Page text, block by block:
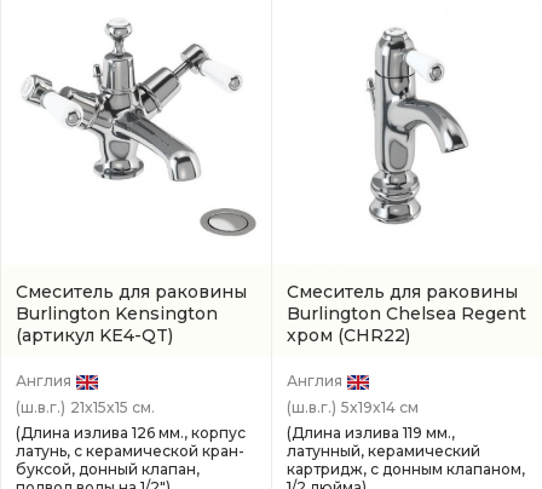
Смеситель для раковины
Burlington Kensington
(артикул KE4-QT)
Англия
(ш.в.г.) 21x15x15 см.
(Длина излива 126 мм., корпус
латунь, с керамической кран-
буксой, донный клапан,
Смеситель для раковины
Burlington Chelsea Regent
хром (CHR22)
Англия
(ш.в.г.) 5x19x14 см
(Длина излива 119 мм.,
латунный, керамический
картридж, с донным клапаном,